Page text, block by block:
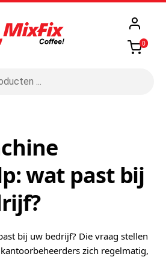
0
wat past bij
bij uw bedrijf? Die vraag stellen
zich regelmatig,